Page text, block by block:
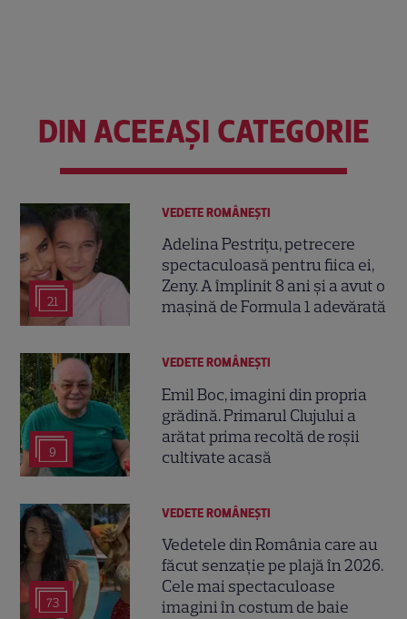
DIN ACEEAȘI CATEGORIE
21
VEDETE ROMÂNEŞTI
Adelina Pestrițu, petrecere
spectaculoasă pentru fiica ei,
Zeny. A împlinit 8 ani și a avut o
mașină de Formula 1 adevărată
9
VEDETE ROMÂNEŞTI
Emil Boc, imagini din propria
grădină. Primarul Clujului a
arătat prima recoltă de roșii
cultivate acasă
73
VEDETE ROMÂNEŞTI
Vedetele din România care au
făcut senzație pe plajă în 2026.
Cele mai spectaculoase
imagini în costum de baie